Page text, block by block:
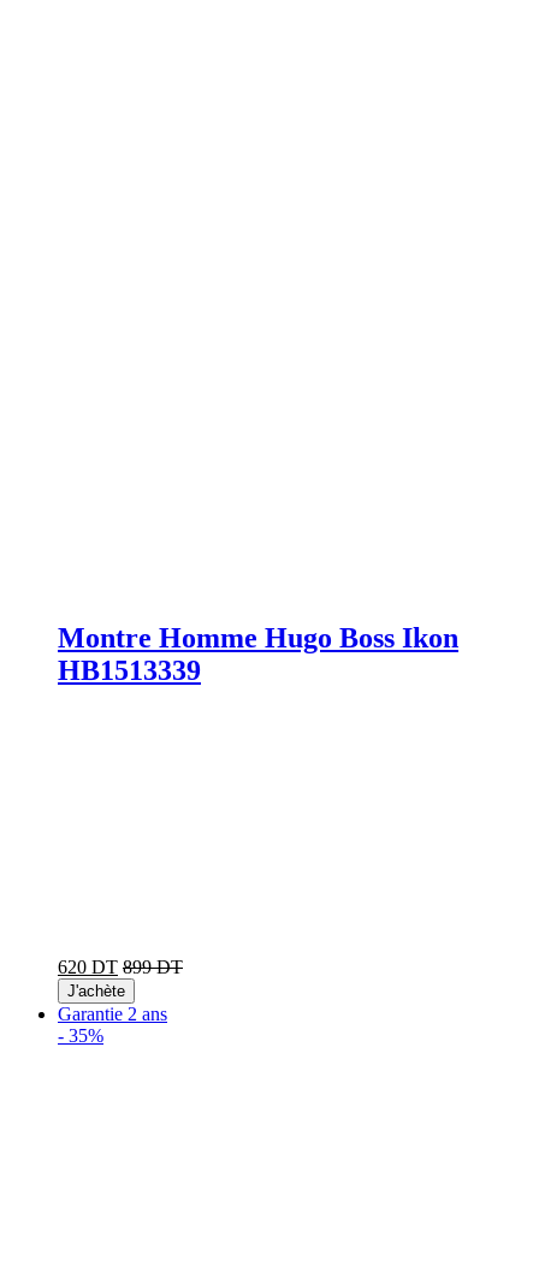
Montre Homme Hugo Boss Ikon
HB1513339
620 DT 899 DT
J'achète
Garantie 2 ans
- 35%